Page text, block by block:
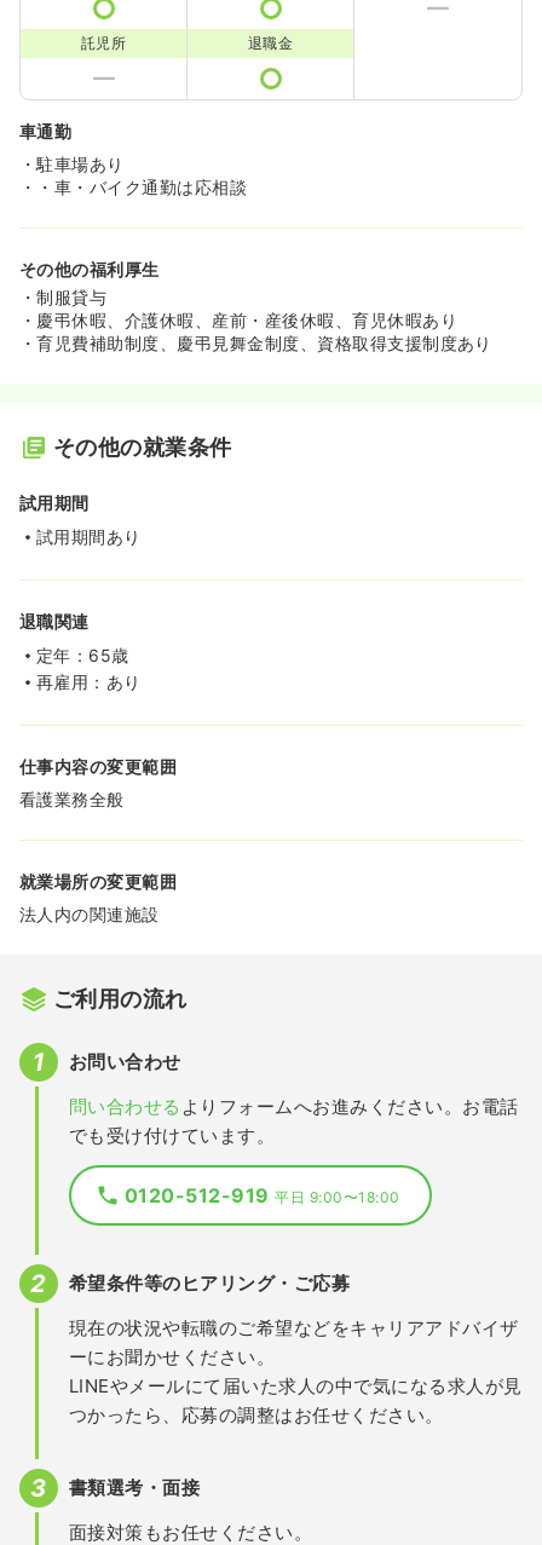
託児所 退職金
車通勤
・駐車場あり
・・車・バイク通勤は応相談
その他の福利厚生
・制服貸与
・慶弔休暇、介護休暇、産前・産後休暇、育児休暇あり
・育児費補助制度、慶弔見舞金制度、資格取得支援制度あり
その他の就業条件
試用期間
試用期間あり
退職関連
定年：65歳
再雇用：あり
仕事内容の変更範囲
看護業務全般
就業場所の変更範囲
法人内の関連施設
ご利用の流れ
お問い合わせ
問い合わせる よりフォームへお進みください。お電話
でも受け付けています。
0120-512-919平日 9:00〜18:00
希望条件等のヒアリング・ご応募
現在の状況や転職のご希望などをキャリアアドバイザ
ーにお聞かせください。
LINEやメールにて届いた求人の中で気になる求人が見
つかったら、応募の調整はお任せください。
書類選考・面接
面接対策もお任せください。